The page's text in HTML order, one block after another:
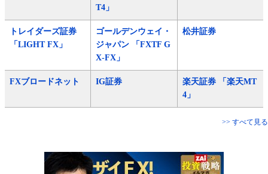
T4」
トレイダーズ証券
「LIGHT FX」
ゴールデンウェイ・
ジャパン 「FXTF G
X-FX」
松井証券
FXブロードネット IG証券
楽天証券 「楽天MT
4」
>> すべて見る